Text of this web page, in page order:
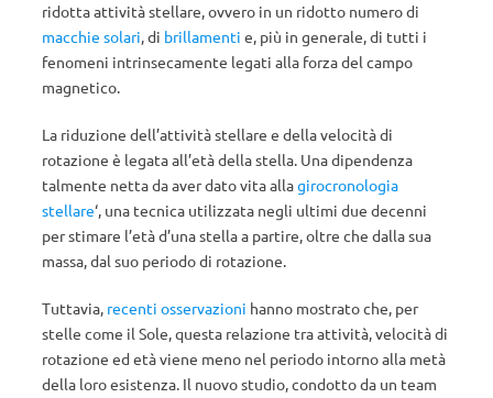
ridotta attività stellare, ovvero in un ridotto numero di
macchie solari, di brillamenti e, più in generale, di tutti i
fenomeni intrinsecamente legati alla forza del campo
magnetico.
La riduzione dell’attività stellare e della velocità di
rotazione è legata all’età della stella. Una dipendenza
talmente netta da aver dato vita allagirocronologia
stellare‘, una tecnica utilizzata negli ultimi due decenni
per stimare l’età d’una stella a partire, oltre che dalla sua
massa, dal suo periodo di rotazione.
Tuttavia, recenti osservazioni hanno mostrato che, per
stelle come il Sole, questa relazione tra attività, velocità di
rotazione ed età viene meno nel periodo intorno alla metà
della loro esistenza. Il nuovo studio, condotto da un team